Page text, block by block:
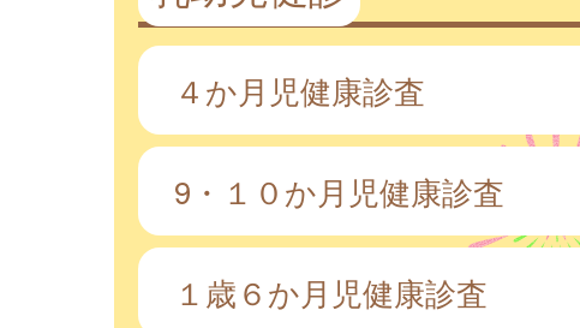
４か月児健康診査
9・１０か月児健康診査
１歳６か月児健康診査